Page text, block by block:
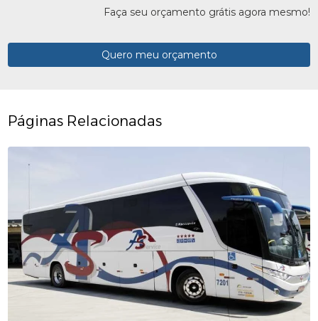
Faça seu orçamento grátis agora mesmo!
Quero meu orçamento
Páginas Relacionadas